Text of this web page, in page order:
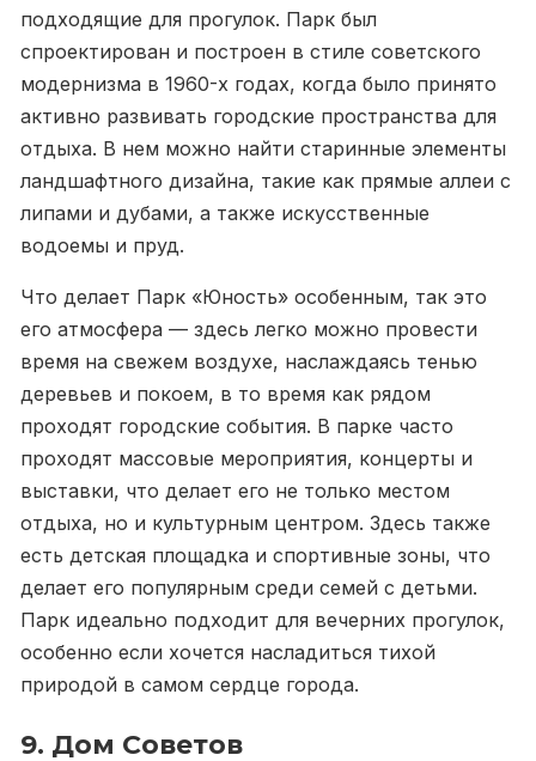
подходящие для прогулок. Парк был
спроектирован и построен в стиле советского
модернизма в 1960-х годах, когда было принято
активно развивать городские пространства для
отдыха. В нем можно найти старинные элементы
ландшафтного дизайна, такие как прямые аллеи с
липами и дубами, а также искусственные
водоемы и пруд.
Что делает Парк «Юность» особенным, так это
его атмосфера — здесь легко можно провести
время на свежем воздухе, наслаждаясь тенью
деревьев и покоем, в то время как рядом
проходят городские события. В парке часто
проходят массовые мероприятия, концерты и
выставки, что делает его не только местом
отдыха, но и культурным центром. Здесь также
есть детская площадка и спортивные зоны, что
делает его популярным среди семей с детьми.
Парк идеально подходит для вечерних прогулок,
особенно если хочется насладиться тихой
природой в самом сердце города.
9. Дом Советов